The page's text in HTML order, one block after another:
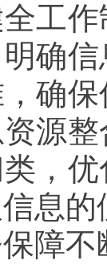
作
确
确
源
，
息的
障不